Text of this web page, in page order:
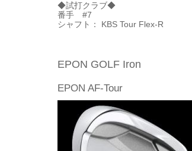
◆試打クラブ◆
番手 #7
シャフト： KBS Tour Flex-R
EPON GOLF Iron
EPON AF-Tour